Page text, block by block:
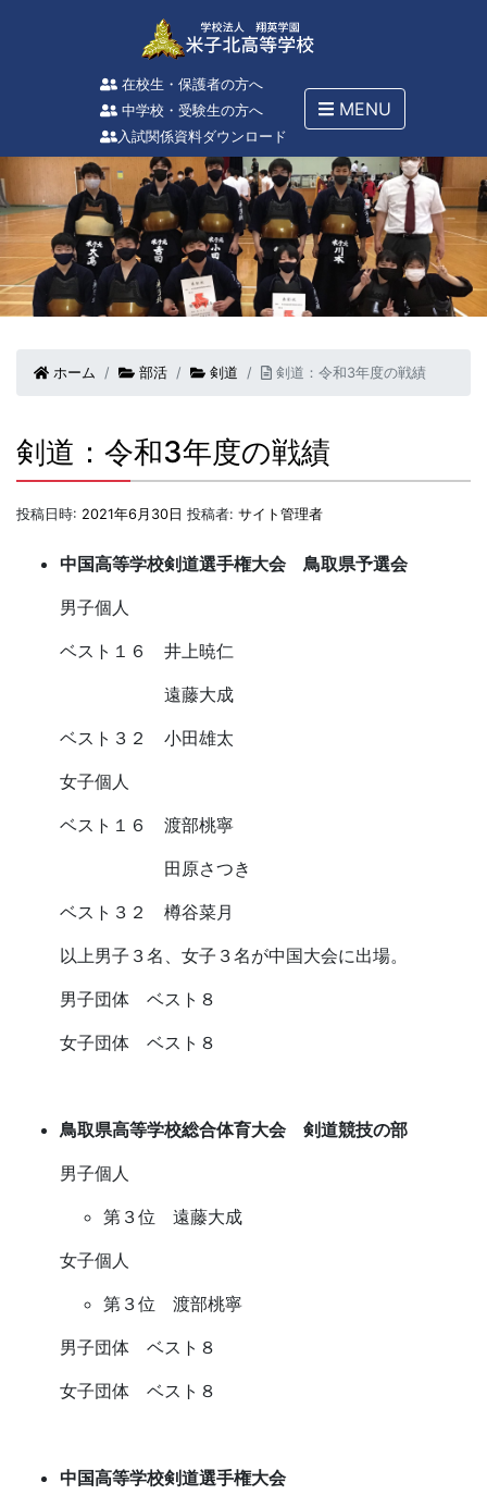
在校生・保護者の方へ
中学校・受験生の方へ
入試関係資料ダウンロード
MENU
ホーム 部活 剣道 剣道：令和3年度の戦績
剣道：令和3年度の戦績
投稿日時: 2021年6月30日 投稿者: サイト管理者
中国高等学校剣道選手権大会 鳥取県予選会
男子個人
ベスト１６ 井上暁仁
遠藤大成
ベスト３２ 小田雄太
女子個人
ベスト１６ 渡部桃寧
田原さつき
ベスト３２ 樽谷菜月
以上男子３名、女子３名が中国大会に出場。
男子団体 ベスト８
女子団体 ベスト８
鳥取県高等学校総合体育大会 剣道競技の部
男子個人
第３位 遠藤大成
女子個人
第３位 渡部桃寧
男子団体 ベスト８
女子団体 ベスト８
中国高等学校剣道選手権大会